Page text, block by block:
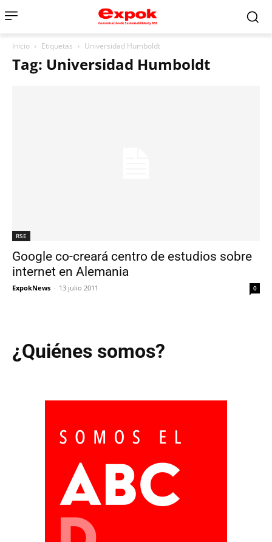
Inicio Etiquetas Universidad Humboldt
Tag: Universidad Humboldt
RSE
Google co-creará centro de estudios sobre
internet en Alemania
ExpokNews - 13 julio 2011 0
¿Quiénes somos?